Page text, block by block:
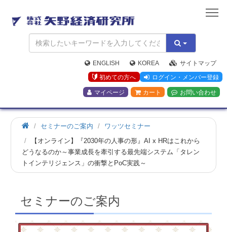
矢
野
経
済
研
究
所
ENGLISH KOREA
サイトマップ
初めての方へ
ログイン・メンバー登録
マイページ カート お問い合わせ
ホ
ー
ム
セミナーのご案内
ワッツセミナー
【オンライン】『2030年の人事の形』AI x HRはこれから
どうなるのか～事業成長を牽引する最先端システム「タレン
トインテリジェンス」の衝撃とPoC実践～
セミナーのご案内